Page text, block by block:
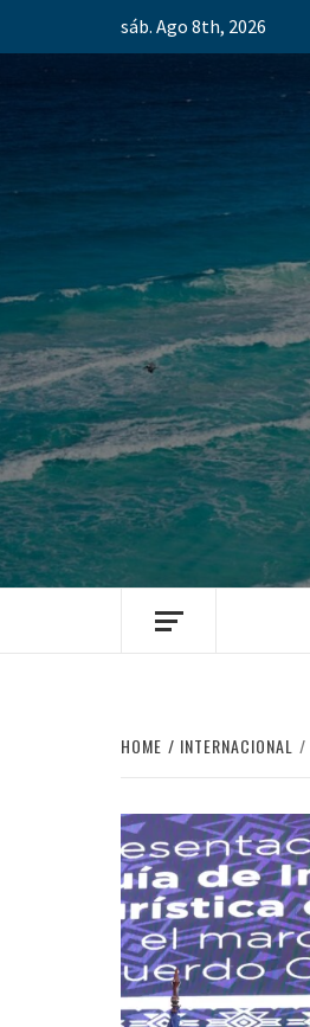
sáb. Ago 8th, 2026
HOME INTERNACIONAL